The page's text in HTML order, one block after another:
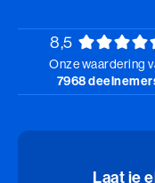
Senior Excellence
Strategisch Adviseren
8,5
Onze waardering
7968
Laat je